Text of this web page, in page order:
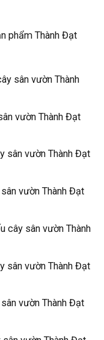
phẩm Thành Đạt
sân vườn Thành
vườn Thành Đạt
sân vườn Thành Đạt
vườn Thành Đạt
cây sân vườn Thành
sân vườn Thành Đạt
vườn Thành Đạt